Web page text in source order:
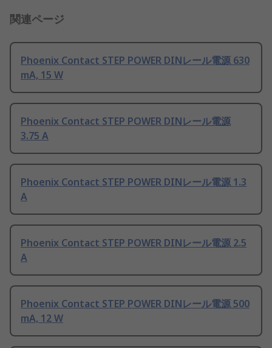
関連ページ
Phoenix Contact STEP POWER DINレール電源 630
mA, 15 W
Phoenix Contact STEP POWER DINレール電源
3.75 A
Phoenix Contact STEP POWER DINレール電源 1.3
A
Phoenix Contact STEP POWER DINレール電源 2.5
A
Phoenix Contact STEP POWER DINレール電源 500
mA, 12 W